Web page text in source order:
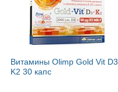
Витамины Olimp Gold Vit D3
K2 30 капс